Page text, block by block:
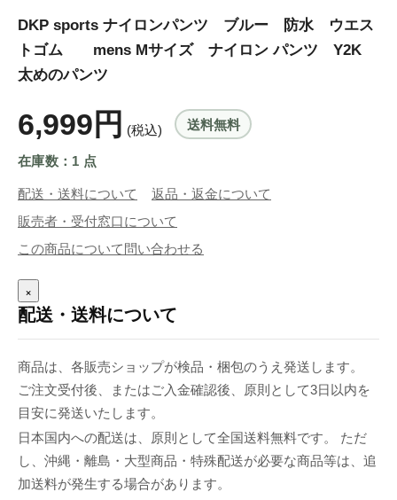
DKP sports ナイロンパンツ ブルー 防水 ウエス
トゴム mens Mサイズ ナイロン パンツ Y2K
太めのパンツ
6,999円 (税込) 送料無料
在庫数：1 点
配送・送料について
返品・返金について
販売者・受付窓口について
この商品について問い合わせる
×
配送・送料について
商品は、各販売ショップが検品・梱包のうえ発送します。
ご注文受付後、またはご入金確認後、原則として3日以内を
目安に発送いたします。
日本国内への配送は、原則として全国送料無料です。 ただ
し、沖縄・離島・大型商品・特殊配送が必要な商品等は、追
加送料が発生する場合があります。